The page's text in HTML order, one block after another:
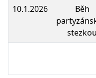
10.1.2026
Běh
stezkou